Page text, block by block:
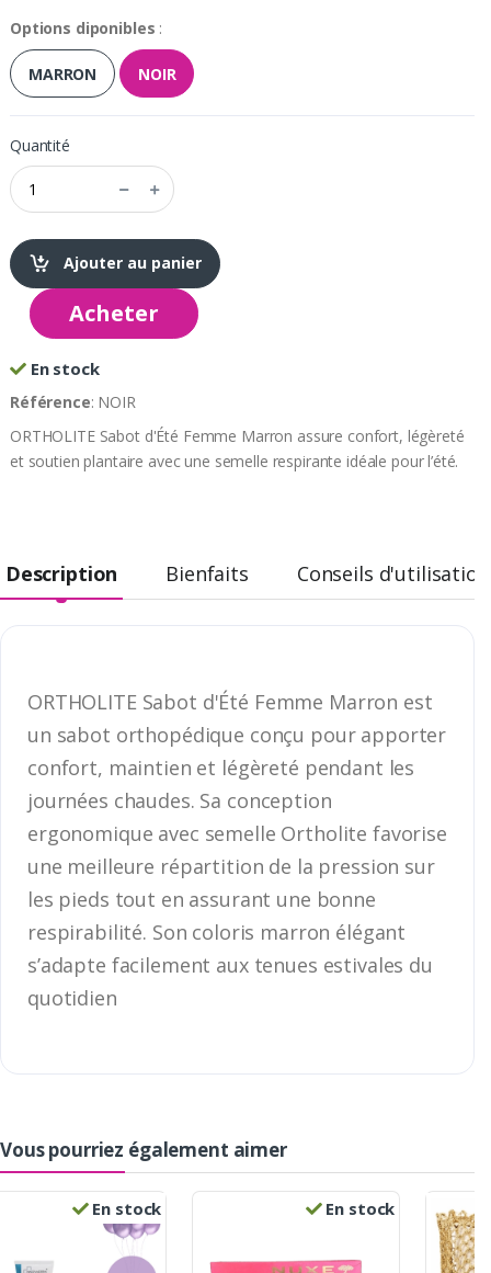
Options diponibles :
MARRON NOIR
Quantité
Ajouter au panier
Acheter
En stock
Référence: NOIR
ORTHOLITE Sabot d'Été Femme Marron assure confort, légèreté
et soutien plantaire avec une semelle respirante idéale pour l’été.
Description Bienfaits Conseils d'utilisation
ORTHOLITE Sabot d'Été Femme Marron est
un sabot orthopédique conçu pour apporter
confort, maintien et légèreté pendant les
journées chaudes. Sa conception
ergonomique avec semelle Ortholite favorise
une meilleure répartition de la pression sur
les pieds tout en assurant une bonne
respirabilité. Son coloris marron élégant
s’adapte facilement aux tenues estivales du
quotidien
Vous pourriez également aimer
En stock En stock